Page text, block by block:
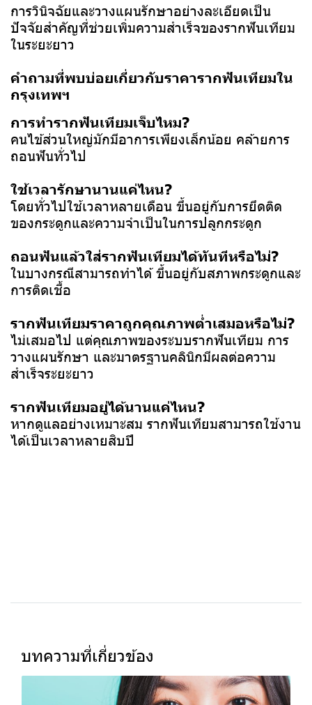
การวินิจฉัยและวางแผนรักษาอย่างละเอียดเป็น
ปัจจัยสำคัญที่ช่วยเพิ่มความสำเร็จของรากฟันเทียม
ในระยะยาว
คำถามที่พบบ่อยเกี่ยวกับราคารากฟันเทียมใน
กรุงเทพฯ
การทำรากฟันเทียมเจ็บไหม?
คนไข้ส่วนใหญ่มักมีอาการเพียงเล็กน้อย คล้ายการ
ถอนฟันทั่วไป
ใช้เวลารักษานานแค่ไหน?
โดยทั่วไปใช้เวลาหลายเดือน ขึ้นอยู่กับการยึดติด
ของกระดูกและความจำเป็นในการปลูกกระดูก
ถอนฟันแล้วใส่รากฟันเทียมได้ทันทีหรือไม่?
ในบางกรณีสามารถทำได้ ขึ้นอยู่กับสภาพกระดูกและ
การติดเชื้อ
รากฟันเทียมราคาถูกคุณภาพต่ำเสมอหรือไม่?
ไม่เสมอไป แต่คุณภาพของระบบรากฟันเทียม การ
วางแผนรักษา และมาตรฐานคลินิกมีผลต่อความ
สำเร็จระยะยาว
รากฟันเทียมอยู่ได้นานแค่ไหน?
หากดูแลอย่างเหมาะสม รากฟันเทียมสามารถใช้งาน
ได้เป็นเวลาหลายสิบปี
บทความที่เกี่ยวข้อง